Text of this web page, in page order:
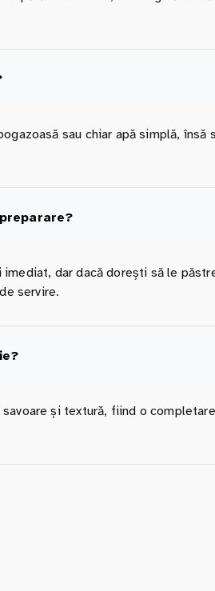
sau chiar apă simplă,
imediat, dar dacă dorești să le
servire.
și textură, fiind o